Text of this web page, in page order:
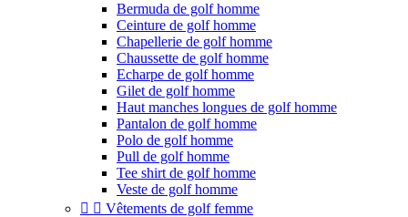
Bermuda de golf homme
Ceinture de golf homme
Chapellerie de golf homme
Chaussette de golf homme
Echarpe de golf homme
Gilet de golf homme
Haut manches longues de golf homme
Pantalon de golf homme
Polo de golf homme
Pull de golf homme
Tee shirt de golf homme
Veste de golf homme
  Vêtements de golf femme